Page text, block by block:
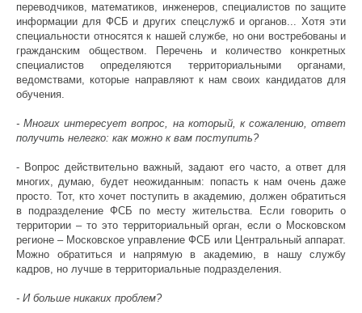
переводчиков, математиков, инженеров, специалистов по защите
информации для ФСБ и других спецслужб и органов... Хотя эти
специальности относятся к нашей службе, но они востребованы и
гражданским обществом. Перечень и количество конкретных
специалистов определяются территориальными органами,
ведомствами, которые направляют к нам своих кандидатов для
обучения.
- Многих интересует вопрос, на который, к сожалению, ответ
получить нелегко: как можно к вам поступить?
- Вопрос действительно важный, задают его часто, а ответ для
многих, думаю, будет неожиданным: попасть к нам очень даже
просто. Тот, кто хочет поступить в академию, должен обратиться
в подразделение ФСБ по месту жительства. Если говорить о
территории – то это территориальный орган, если о Московском
регионе – Московское управление ФСБ или Центральный аппарат.
Можно обратиться и напрямую в академию, в нашу службу
кадров, но лучше в территориальные подразделения.
- И больше никаких проблем?